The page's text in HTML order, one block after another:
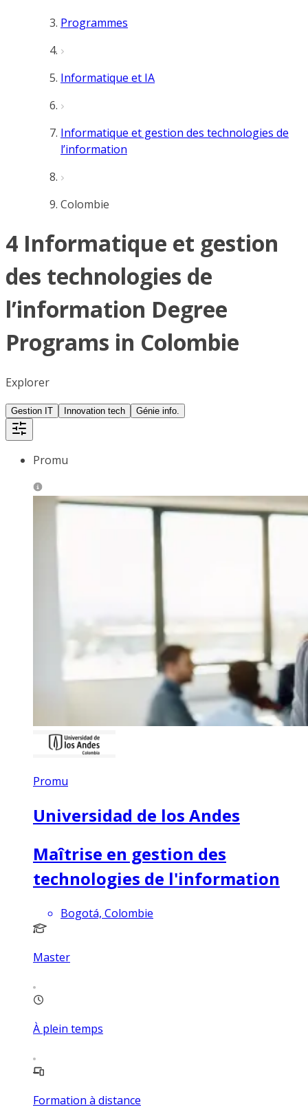
Programmes
Informatique et IA
Informatique et gestion des technologies de
l’information
Colombie
4 Informatique et gestion
des technologies de
l’information Degree
Programs in Colombie
Explorer
Gestion IT Innovation tech Génie info.
Promu
Promu
Universidad de los Andes
Maîtrise en gestion des
technologies de l'information
Bogotá, Colombie
Master
À plein temps
Formation à distance